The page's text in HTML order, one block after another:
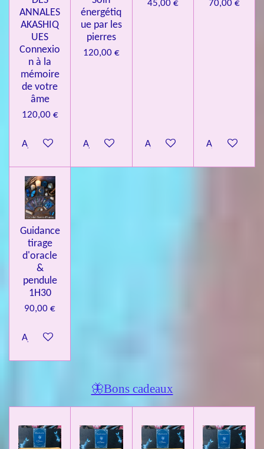
ANNALES
AKASHIQ
UES
Connexio
n à la
mémoire
de votre
âme
120,00 €
Ajouter au panier
énergétiq
ue par les
pierres
120,00 €
Ajouter au panier
45,00 €
Ajouter au panier
70,00 €
Ajouter au
Guidance
tirage
d'oracle
&
pendule
1H30
90,00 €
Ajouter au panier
🦋Bons cadeaux